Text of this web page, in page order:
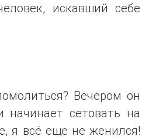
искавший себе
Вечером он
начинает сетовать на
я всё еще не женился!